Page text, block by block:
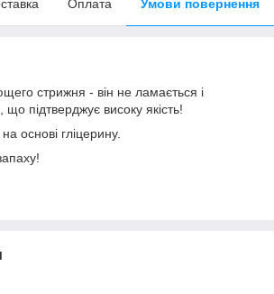
Оплата Умови повернення
стрижня - він не ламається і
що підтверджує високу якість!
основі гліцерину.